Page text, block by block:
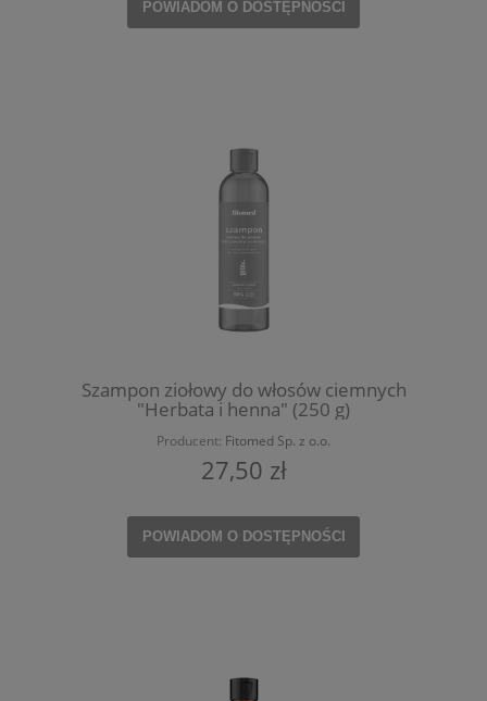
POWIADOM O DOSTĘPNOŚCI
Szampon ziołowy do włosów ciemnych
"Herbata i henna" (250 g)
Producent: Fitomed Sp. z o.o.
27,50 zł
POWIADOM O DOSTĘPNOŚCI